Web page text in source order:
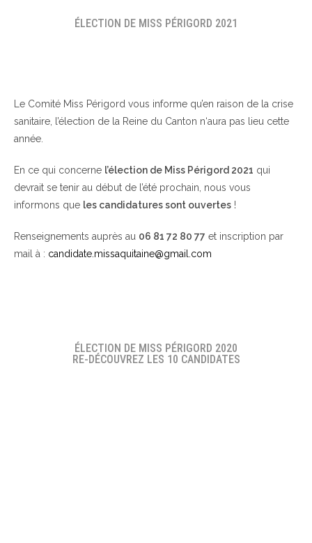
ÉLECTION DE MISS PÉRIGORD 2021
Le Comité Miss Périgord vous informe qu’en raison de la crise
sanitaire, l’élection de la Reine du Canton n‘aura pas lieu cette
année.
En ce qui concerne l’élection de Miss Périgord 2021 qui
devrait se tenir au début de l’été prochain, nous vous
informons que les candidatures sont ouvertes !
Renseignements auprès au 06 81 72 80 77 et inscription par
mail à : candidate.missaquitaine@gmail.com
ÉLECTION DE MISS PÉRIGORD 2020
RE-DÉCOUVREZ LES 10 CANDIDATES